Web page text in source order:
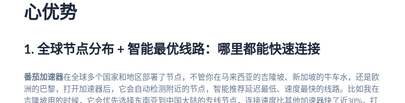
心优势
1. 全球节点分布 + 智能最优线路：哪里都能快速连接
番茄加速器在全球多个国家和地区部署了节点，不管你在马来西亚的吉隆坡、新加坡的牛车水，还是欧
洲的巴黎，打开加速器后，它会自动检测附近的节点，智能推荐延迟最低、速度最快的线路。比如我在
吉隆坡用的时候，它会优先选择东南亚到中国大陆的专线节点，连接速度比其他加速器快了近30%，打